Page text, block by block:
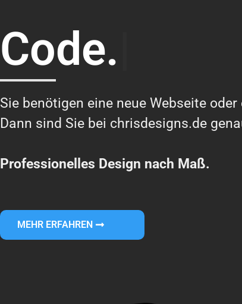
C
Sie benötigen eine neue Webseite oder
Dann sind Sie bei chrisdesigns.de
Professionelles Design nach Maß.
MEHR ERFAHREN